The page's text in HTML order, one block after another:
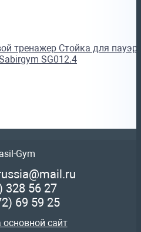
тренажер Стойка для
SG012.4
тренажер для
Gym
328 56 27
69 59 25
основной сайт